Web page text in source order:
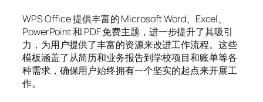
WPS Office 提供丰富的 Microsoft Word、Excel、
PowerPoint 和 PDF 免费主题，进一步提升了其吸引
力，为用户提供了丰富的资源来改进工作流程。这些
模板涵盖了从简历和业务报告到学校项目和账单等各
种需求，确保用户始终拥有一个坚实的起点来开展工
作。